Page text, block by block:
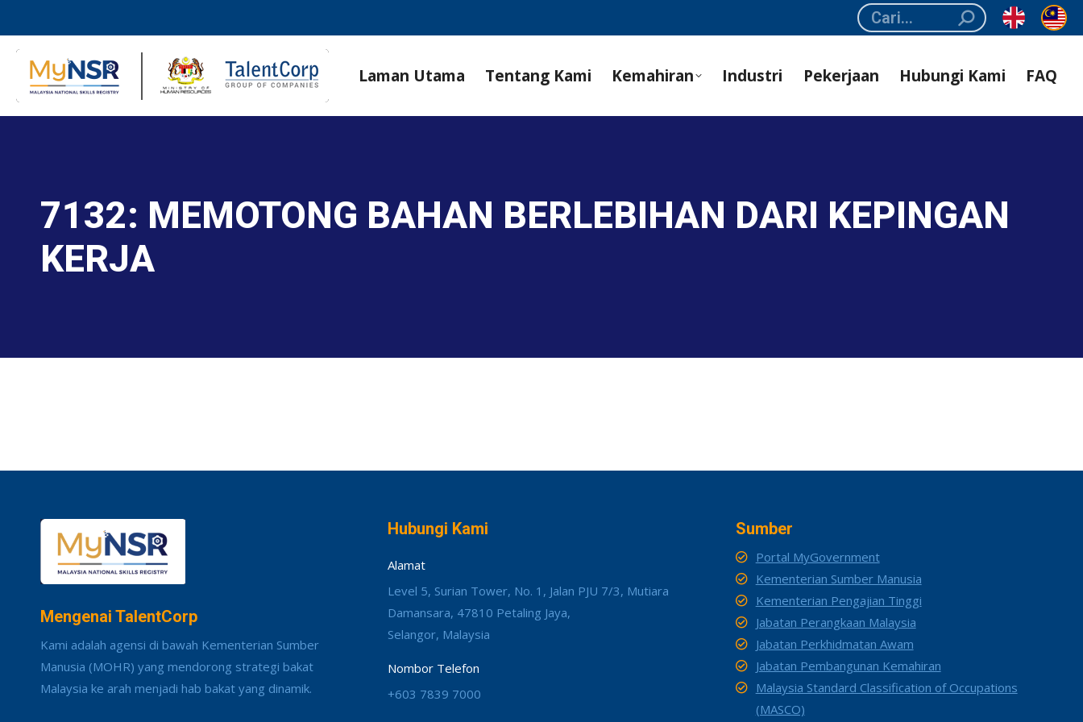
Search:
Laman Utama Tentang Kami Kemahiran Industri Pekerjaan Hubungi Kami FAQ
7132: MEMOTONG BAHAN BERLEBIHAN DARI KEPINGAN
KERJA
Mengenai TalentCorp
Kami adalah agensi di bawah Kementerian Sumber
Manusia (MOHR) yang mendorong strategi bakat
Malaysia ke arah menjadi hab bakat yang dinamik.
Hubungi Kami
Alamat
Level 5, Surian Tower, No. 1, Jalan PJU 7/3, Mutiara
Damansara, 47810 Petaling Jaya,
Selangor, Malaysia
Nombor Telefon
+603 7839 7000
Sumber
Portal MyGovernment
Kementerian Sumber Manusia
Kementerian Pengajian Tinggi
Jabatan Perangkaan Malaysia
Jabatan Perkhidmatan Awam
Jabatan Pembangunan Kemahiran
Malaysia Standard Classification of Occupations
(MASCO)